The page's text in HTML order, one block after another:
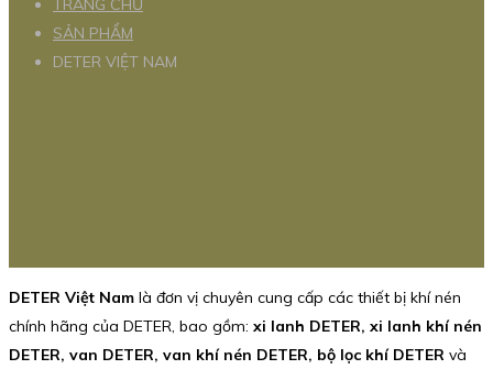
TRANG CHỦ
SẢN PHẨM
DETER VIỆT NAM
DETER Việt Nam là đơn vị chuyên cung cấp các thiết bị khí nén
chính hãng của DETER, bao gồm: xi lanh DETER, xi lanh khí nén
DETER, van DETER, van khí nén DETER, bộ lọc khí DETER và